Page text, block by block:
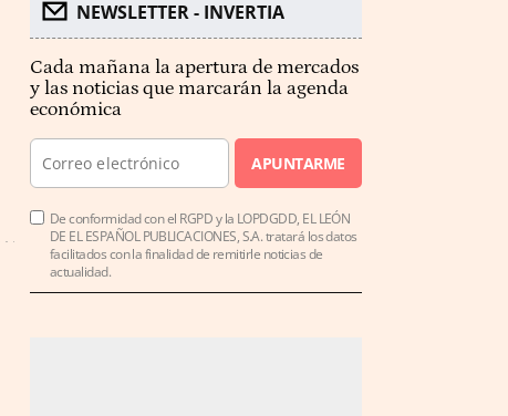
NEWSLETTER - INVERTIA
Cada mañana la apertura de mercados
y las noticias que marcarán la agenda
económica
APUNTARME
De conformidad con el RGPD y la LOPDGDD, EL LEÓN
DE EL ESPAÑOL PUBLICACIONES, S.A. tratará los datos
facilitados con la finalidad de remitirle noticias de
actualidad.